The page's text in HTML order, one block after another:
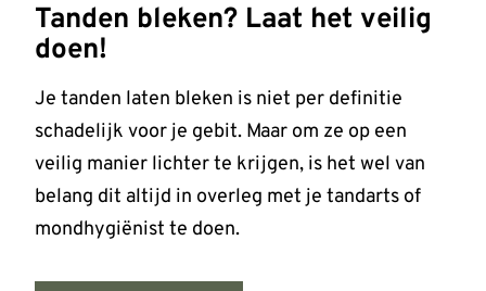
mails
openstaande
rekening'
op
allesoverhetgebit.nl
Tanden bleken? Laat het veilig
doen!
Je tanden laten bleken is niet per definitie
schadelijk voor je gebit. Maar om ze op een
veilig manier lichter te krijgen, is het wel van
belang dit altijd in overleg met je tandarts of
mondhygiënist te doen.